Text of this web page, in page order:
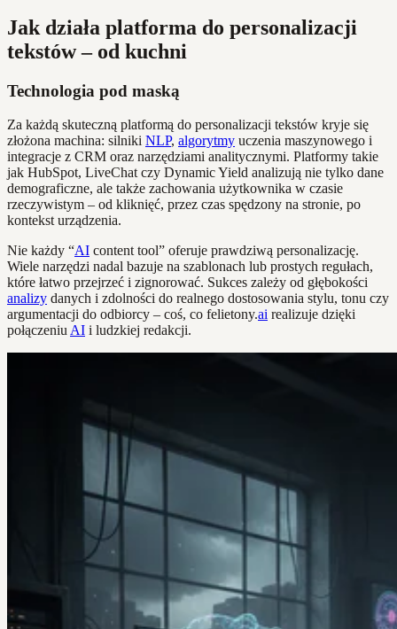
Jak działa platforma do personalizacji
tekstów – od kuchni
Technologia pod maską
Za każdą skuteczną platformą do personalizacji tekstów kryje się
złożona machina: silniki NLP, algorytmy uczenia maszynowego i
integracje z CRM oraz narzędziami analitycznymi. Platformy takie
jak HubSpot, LiveChat czy Dynamic Yield analizują nie tylko dane
demograficzne, ale także zachowania użytkownika w czasie
rzeczywistym – od kliknięć, przez czas spędzony na stronie, po
kontekst urządzenia.
Nie każdy “AI content tool” oferuje prawdziwą personalizację.
Wiele narzędzi nadal bazuje na szablonach lub prostych regułach,
które łatwo przejrzeć i zignorować. Sukces zależy od głębokości
analizy danych i zdolności do realnego dostosowania stylu, tonu czy
argumentacji do odbiorcy – coś, co felietony.ai realizuje dzięki
połączeniu AI i ludzkiej redakcji.